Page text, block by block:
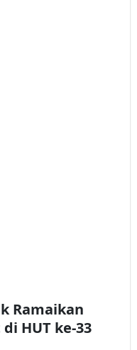
Ramaikan
HUT ke-33